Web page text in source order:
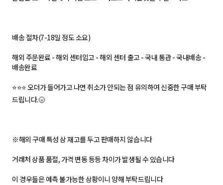
배송 절차(7-18일 정도 소요)
해외 주문완료 - 해외 센터입고 - 해외 센터 출고 - 국내 통관 - 국내배송 -
배송완료
⭐⭐⭐ 오더가 들어가고 나면 취소가 안되는 점 유의하여 신중한 구매 부탁
드립니다.🌝
※해외 구매 특성 상 재고를 두고 판매하지 않습니다
거래처 상품 품절, 가격 변동 등등 차이가 발생될 수 있습니다
이 경우들은 예측 불가능한 상황이니 양해 부탁드립니다